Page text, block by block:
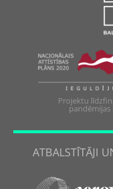
Projektu
pandēmijas
ATBALSTĪTĀJI